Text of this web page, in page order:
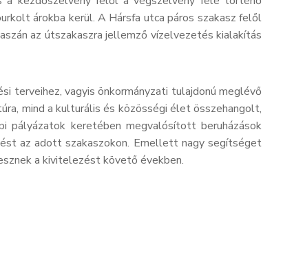
árokba kerül. A Hársfa utca páros szakasz felől
az útszakaszra jellemző vízelvezetés kialakítás
terveihez, vagyis önkormányzati tulajdonú meglévő
mind a kulturális és közösségi élet összehangolt,
pályázatok keretében megvalósított beruházások
az adott szakaszokon. Emellett nagy segítséget
a kivitelezést követő években.